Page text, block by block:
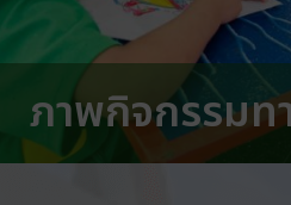
ภาพกิจกรรมท